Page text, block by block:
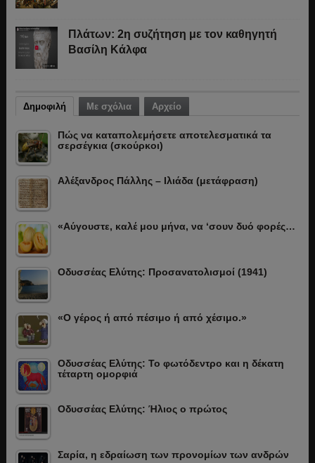
Πλάτων: 2η συζήτηση με τον καθηγητή
Βασίλη Κάλφα
Δημοφιλή Με σχόλια Αρχείο
Πώς να καταπολεμήσετε αποτελεσματικά τα
σερσέγκια (σκούρκοι)
Αλέξανδρος Πάλλης – Ιλιάδα (μετάφραση)
«Αύγουστε, καλέ μου μήνα, να ‘σουν δυό φορές…
Οδυσσέας Ελύτης: Προσανατολισμοί (1941)
«Ο γέρος ή από πέσιμο ή από χέσιμο.»
Οδυσσέας Ελύτης: Το φωτόδεντρο και η δέκατη
τέταρτη ομορφιά
Οδυσσέας Ελύτης: Ήλιος ο πρώτος
Σαρία, η εδραίωση των προνομίων των ανδρών